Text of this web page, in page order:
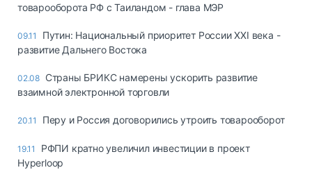
товарооборота РФ с Таиландом - глава МЭР
09.11
Путин: Национальный приоритет России XXI века -
развитие Дальнего Востока
02.08 Страны БРИКС намерены ускорить развитие
взаимной электронной торговли
20.11 Перу и Россия договорились утроить товарооборот
19.11
РФПИ кратно увеличил инвестиции в проект
Hyperloop